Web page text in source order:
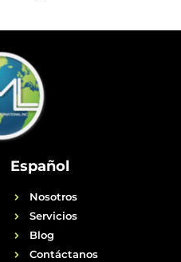
Español
Nosotros
Servicios
Blog
Contáctanos